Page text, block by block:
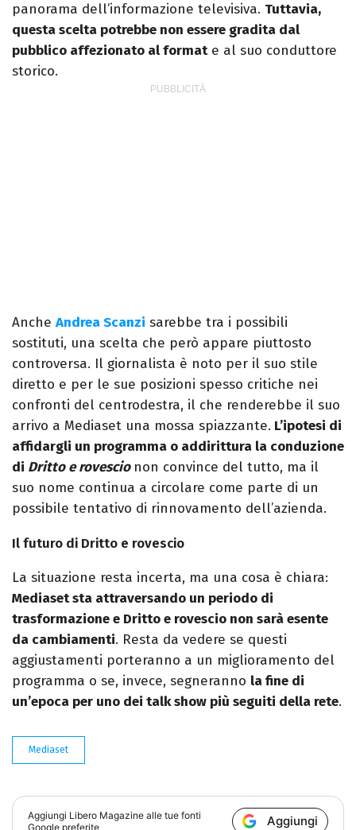
panorama dell’informazione televisiva. Tuttavia,
questa scelta potrebbe non essere gradita dal
pubblico affezionato al formate al suo conduttore
storico.
Anche Andrea Scanzi sarebbe tra i possibili
sostituti, una scelta che però appare piuttosto
controversa. Il giornalista è noto per il suo stile
diretto e per le sue posizioni spesso critiche nei
confronti del centrodestra, il che renderebbe il suo
arrivo a Mediaset una mossa spiazzante. L’ipotesi di
affidargli un programma o addirittura la conduzione
di Dritto e rovescio non convince del tutto, ma il
suo nome continua a circolare come parte di un
possibile tentativo di rinnovamento dell’azienda.
Il futuro di Dritto e rovescio
La situazione resta incerta, ma una cosa è chiara:
Mediaset sta attraversando un periodo di
trasformazione e Dritto e rovescio non sarà esente
da cambiamenti. Resta da vedere se questi
aggiustamenti porteranno a un miglioramento del
programma o se, invece, segneranno la fine di
un’epoca per uno dei talk show più seguiti della rete.
Mediaset
Aggiungi Libero Magazine alle tue fonti
Google preferite
Aggiungi